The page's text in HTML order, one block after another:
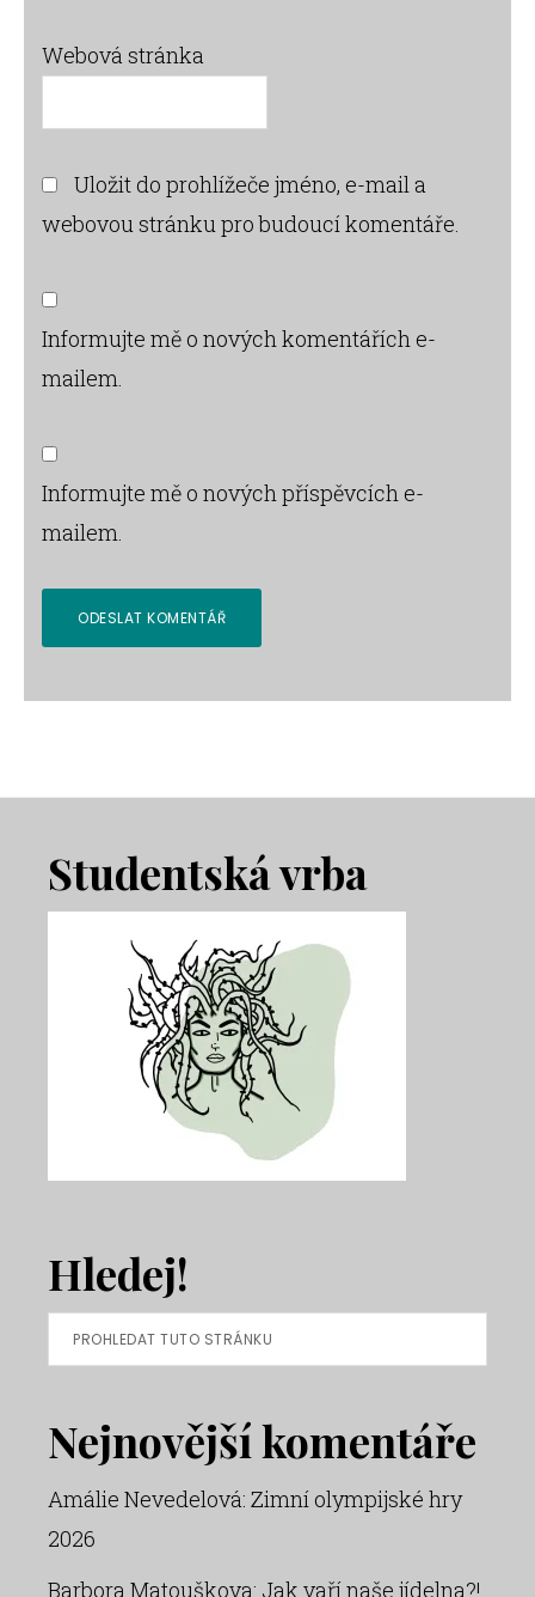
Webová stránka
Uložit do prohlížeče jméno, e-mail a
webovou stránku pro budoucí komentáře.
Informujte mě o nových komentářích e-
mailem.
Informujte mě o nových příspěvcích e-
mailem.
Footer
Studentská vrba
Hledej!
Prohledat
tuto
Nejnovější komentáře
Amálie Nevedelová: Zimní olympijské hry
2026
Barbora Matouškova: Jak vaří naše jídelna?!